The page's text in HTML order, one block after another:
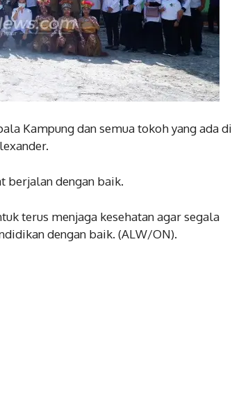
Kampung dan semua tokoh yang ada di
berjalan dengan baik.
terus menjaga kesehatan agar segala
dengan baik. (ALW/ON).